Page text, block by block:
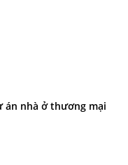
án nhà ở thương mại